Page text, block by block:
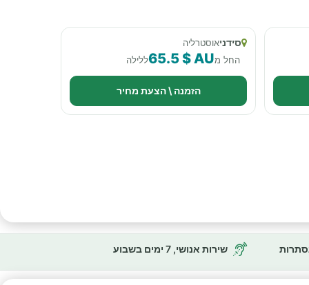
סידניאוסטרליה
החל מ65.5 $ AUללילה
הזמנה \ הצעת מחיר
שירות אנושי, 7 ימים בשבוע